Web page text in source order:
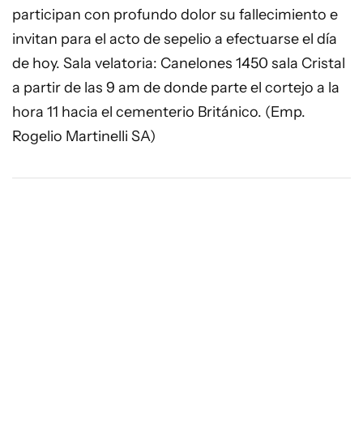
participan con profundo dolor su fallecimiento e
invitan para el acto de sepelio a efectuarse el día
de hoy. Sala velatoria: Canelones 1450 sala Cristal
a partir de las 9 am de donde parte el cortejo a la
hora 11 hacia el cementerio Británico. (Emp.
Rogelio Martinelli SA)